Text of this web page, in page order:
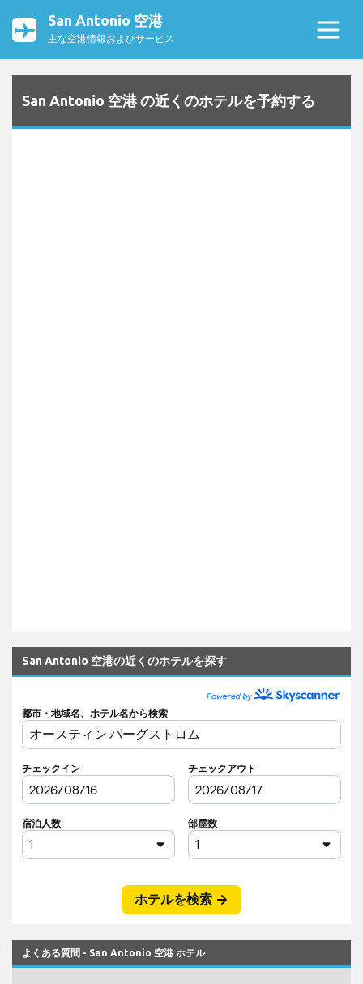
San Antonio 空港
主な空港情報およびサービス
San Antonio 空港 の近くのホテルを予約する
San Antonio 空港の近くのホテルを探す
よくある質問 - San Antonio 空港 ホテル